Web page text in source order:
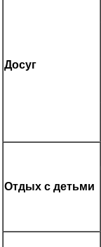
Досуг
Отдых с детьми